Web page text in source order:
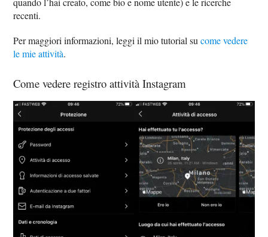
recenti.
Per maggiori informazioni, leggi il mio tutorial sucome vedere
le mie attività.
Come vedere registro attività Instagram